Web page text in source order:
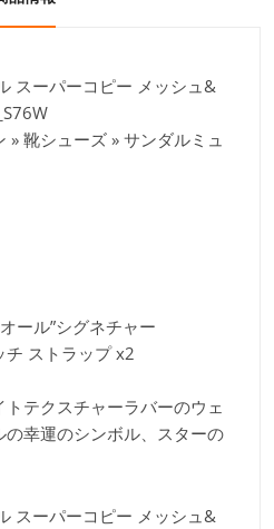
スーパーコピー メッシュ&
» 靴シューズ » サンダルミュ
ール”シグネチャー
チ ストラップ x2
テクスチャーラバーのウェ
幸運のシンボル、スターの
スーパーコピー メッシュ&